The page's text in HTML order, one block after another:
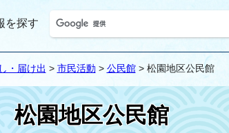
を探す
・届け出 > 市民活動 > 公民館> 松園地区公民館
松園地区公民館